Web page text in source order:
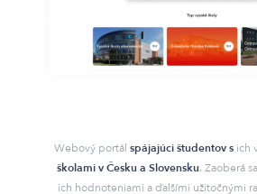
Webový portál spájajúci študentov s ich
školami v Česku a Slovensku. Zaoberá
ich hodnoteniami a ďalšími užitočnými